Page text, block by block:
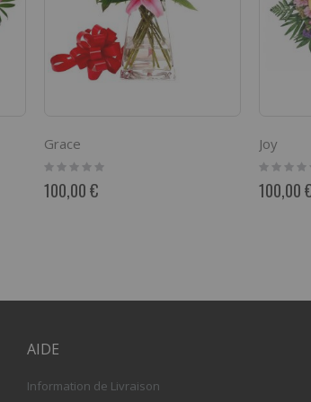
Grace
Rating:
0%
100,00 €
Joy
Rating:
0%
100,00
AIDE
Information de Livraison